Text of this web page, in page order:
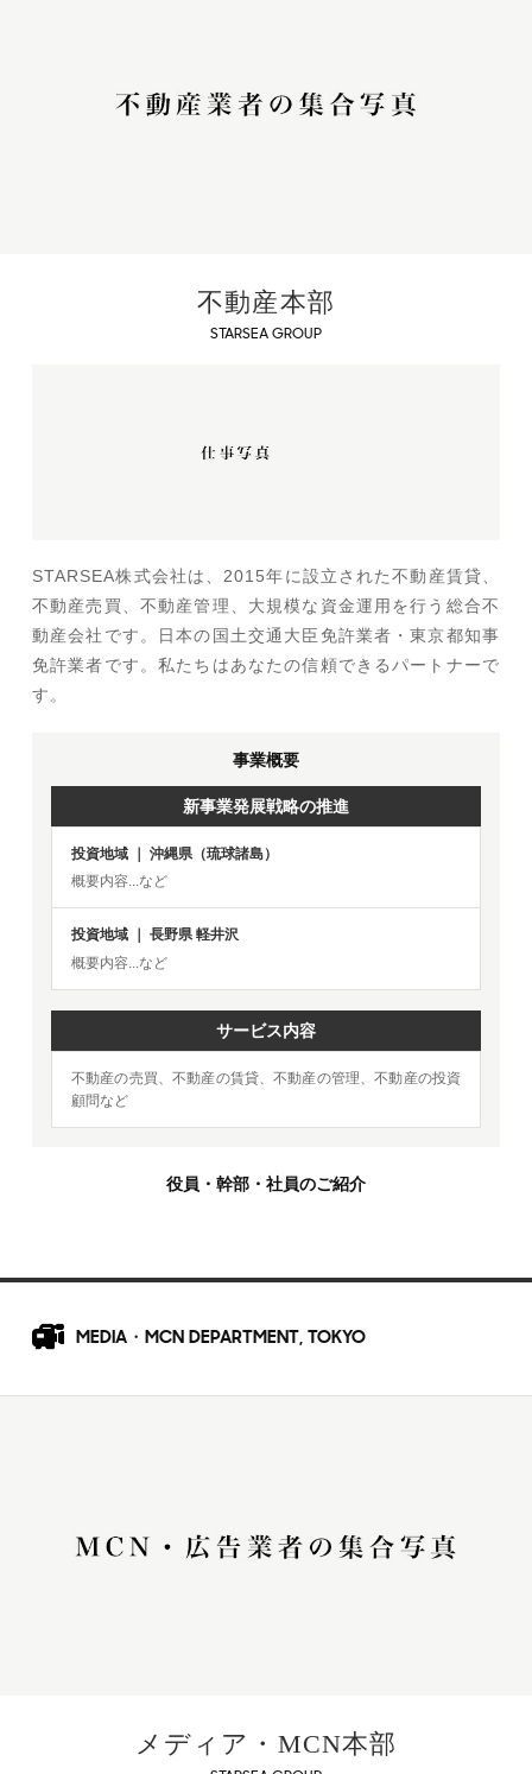
不動産本部
STARSEA GROUP
STARSEA株式会社は、2015年に設立された不動産賃貸、
不動産売買、不動産管理、大規模な資金運用を行う総合不
動産会社です。日本の国土交通大臣免許業者・東京都知事
免許業者です。私たちはあなたの信頼できるパートナーで
す。
事業概要
新事業発展戦略の推進
投資地域 ｜ 沖縄県（琉球諸島）
概要内容...など
投資地域 ｜ 長野県 軽井沢
概要内容...など
サービス内容
不動産の売買、不動産の賃貸、不動産の管理、不動産の投資
顧問など
役員・幹部・社員のご紹介
MEDIA・MCN DEPARTMENT, TOKYO
メディア・MCN本部